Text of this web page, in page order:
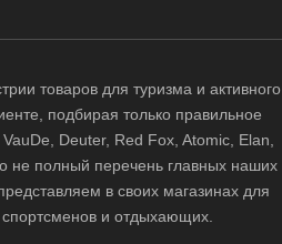
товаров для туризма и активного
подбирая только правильное
Deuter, Red Fox, Atomic, Elan,
не полный перечень главных наших
в своих магазинах для
и отдыхающих.